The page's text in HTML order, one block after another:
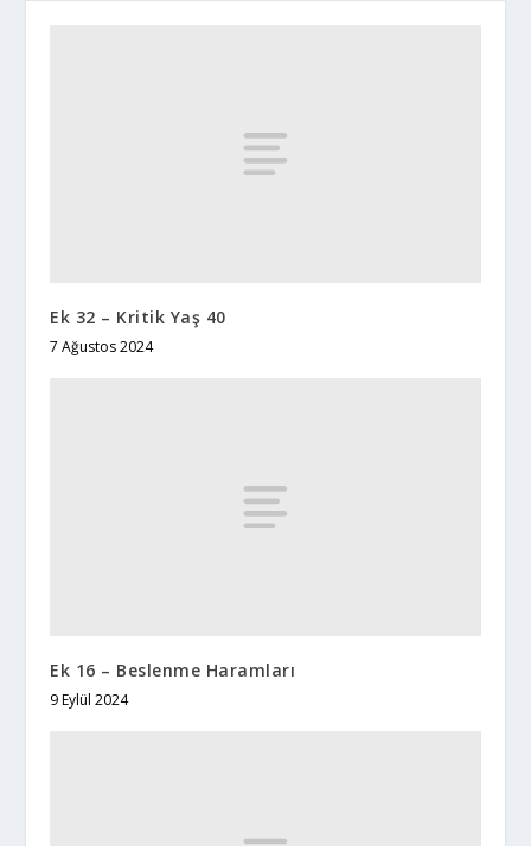
Ek 32 – Kritik Yaş 40
7 Ağustos 2024
Ek 16 – Beslenme Haramları
9 Eylül 2024